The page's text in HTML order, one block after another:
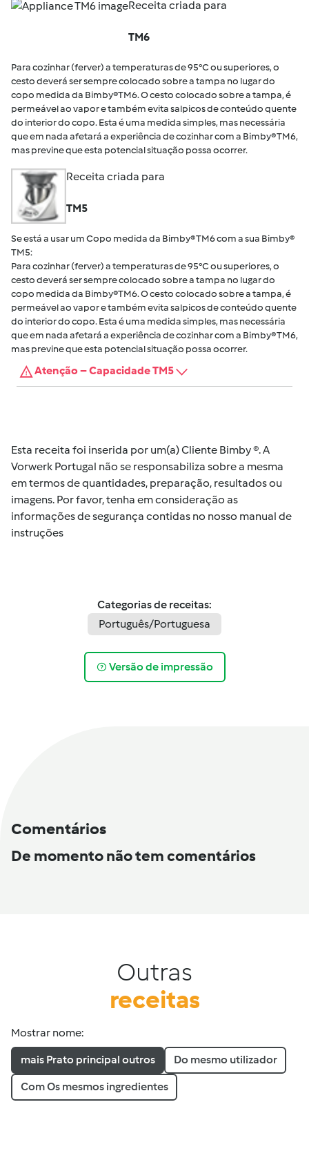
Receita criada para
TM6
Para cozinhar (ferver) a temperaturas de 95°C ou superiores, o
cesto deverá ser sempre colocado sobre a tampa no lugar do
copo medida da Bimby®TM6. O cesto colocado sobre a tampa, é
permeável ao vapor e também evita salpicos de conteúdo quente
do interior do copo. Esta é uma medida simples, mas necessária
que em nada afetará a experiência de cozinhar com a Bimby® TM6,
mas previne que esta potencial situação possa ocorrer.
Receita criada para
TM5
Se está a usar um Copo medida da Bimby® TM6 com a sua Bimby®
TM5:
Para cozinhar (ferver) a temperaturas de 95°C ou superiores, o
cesto deverá ser sempre colocado sobre a tampa no lugar do
copo medida da Bimby®TM6. O cesto colocado sobre a tampa, é
permeável ao vapor e também evita salpicos de conteúdo quente
do interior do copo. Esta é uma medida simples, mas necessária
que em nada afetará a experiência de cozinhar com a Bimby® TM6,
mas previne que esta potencial situação possa ocorrer.
Atenção – Capacidade TM5
Esta receita foi inserida por um(a) Cliente Bimby ®. A
Vorwerk Portugal não se responsabiliza sobre a mesma
em termos de quantidades, preparação, resultados ou
imagens. Por favor, tenha em consideração as
informações de segurança contidas no nosso manual de
instruções
Categorias de receitas:
Português/Portuguesa
Versão de impressão
Comentários
De momento não tem comentários
Outras
receitas
Mostrar nome:
mais Prato principal outros Do mesmo utilizador
Com Os mesmos ingredientes